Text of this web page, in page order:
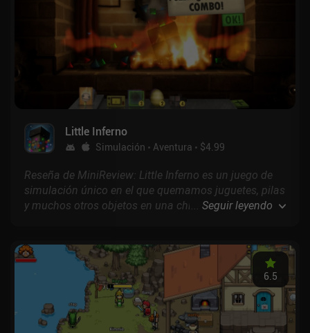
Little Inferno
Simulación Aventura $4.99
Reseña de MiniReview: Little Inferno es un juego de
simulación único en el que quemamos juguetes, pilas
y muchos otros objetos en una chimenea para
... Seguir leyendo
6.5